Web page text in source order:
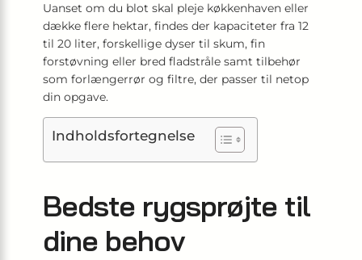
Uanset om du blot skal pleje køkkenhaven eller
dække flere hektar, findes der kapaciteter fra 12
til 20 liter, forskellige dyser til skum, fin
forstøvning eller bred fladstråle samt tilbehør
som forlængerrør og filtre, der passer til netop
din opgave.
Indholdsfortegnelse
Bedste rygsprøjte til
dine behov